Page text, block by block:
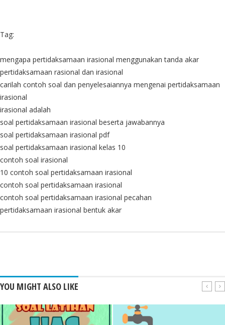
Tag:
mengapa pertidaksamaan irasional menggunakan tanda akar
pertidaksamaan rasional dan irasional
carilah contoh soal dan penyelesaiannya mengenai pertidaksamaan
irasional
irasional adalah
soal pertidaksamaan irasional beserta jawabannya
soal pertidaksamaan irasional pdf
soal pertidaksamaan irasional kelas 10
contoh soal irasional
10 contoh soal pertidaksamaan irasional
contoh soal pertidaksamaan irasional
contoh soal pertidaksamaan irasional pecahan
pertidaksamaan irasional bentuk akar
YOU MIGHT ALSO LIKE